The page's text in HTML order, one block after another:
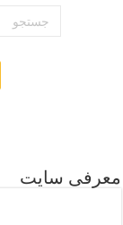
معرفی سایت